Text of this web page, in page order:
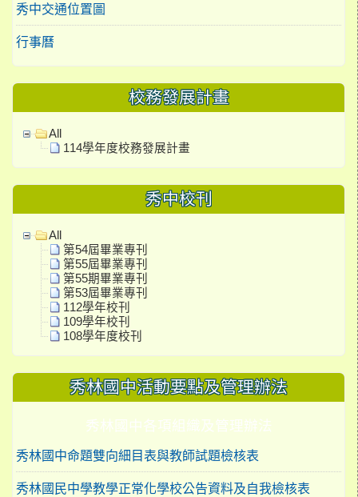
秀中交通位置圖
行事曆
校務發展計畫
All
114學年度校務發展計畫
秀中校刊
All
第54屆畢業專刊
第55屆畢業專刊
第55期畢業專刊
第53屆畢業專刊
112學年校刊
109學年校刊
108學年度校刊
秀林國中活動要點及管理辦法
秀林國中各項組織及管理辦法
秀林國中命題雙向細目表與教師試題檢核表
秀林國民中學教學正常化學校公告資料及自我檢核表